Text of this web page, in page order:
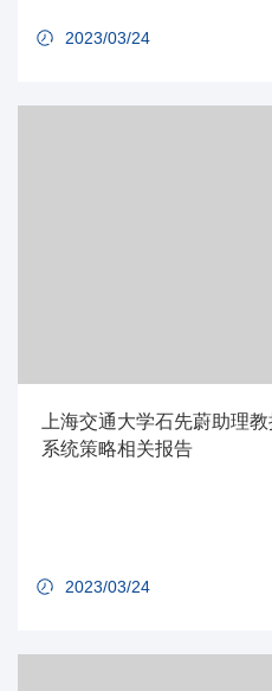
2023/03/24
上海交通大学石先蔚助理
系统策略相关报告
2023/03/24